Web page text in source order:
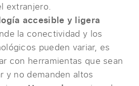
extranjero.
accesible y ligera
la conectividad y los
pueden variar, es
con herramientas que sean
y no demanden altos